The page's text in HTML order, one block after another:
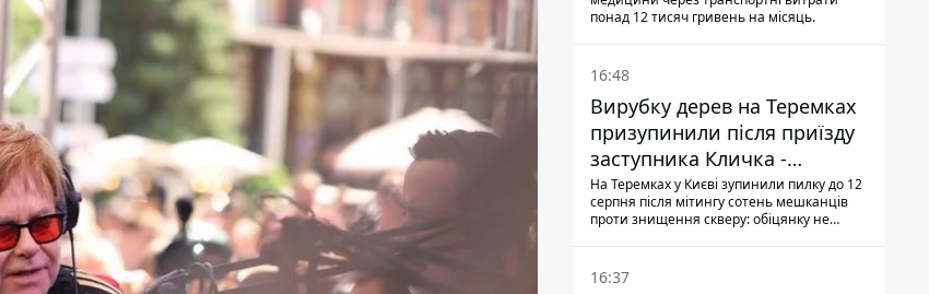
Голубовська
понад 12 тисяч гривень на місяць.
16:48
Вирубку дерев на Теремках
призупинили після приїзду
заступника Кличка -
почався діалог
На Теремках у Києві зупинили пилку до 12
серпня після мітингу сотень мешканців
проти знищення скверу: обіцянку не
прибув налагодити комунікацію
16:37